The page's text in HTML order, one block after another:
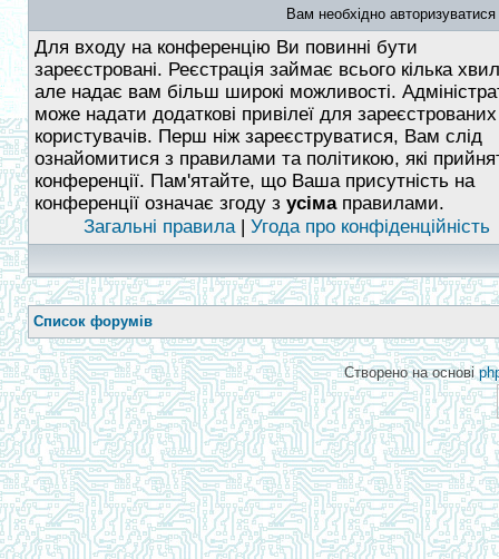
Вам необхідно
Для входу на конференцію Ви повинні бути
зареєстровані. Реєстрація займає всього кілька
але надає вам більш широкі можливості.
може надати додаткові привілеї для зареєстрованих
користувачів. Перш ніж зареєструватися, Вам слід
ознайомитися з правилами та політикою, які
конференції. Пам'ятайте, що Ваша присутність на
конференції означає згоду з усімаправилами.
Загальні правила| Угода про конфіденційність
Список форумів
Створено на основі